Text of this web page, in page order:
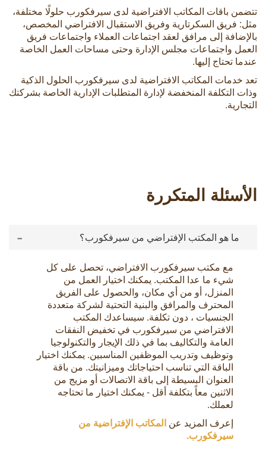
تتضمن باقات المكاتب الافتراضية لدى سيرفكورب حلولًا مختلفة،
مثل: فريق السكرتارية وفريق الاستقبال الافتراضي المخصص،
بالإضافة إلى مرافق لعقد اجتماعات العملاء واجتماعات فريق
العمل واجتماعات مجلس الإدارة وحتى مساحات العمل الخاصة
عندما تحتاج إليها.
تعد خدمات المكاتب الافتراضية لدى سيرفكورب الحلول الذكية
وذات التكلفة المنخفضة لإدارة المتطلبات الإدارية الخاصة بشركتك
التجارية.
الأسئلة المتكررة
ما هو المكتب الإفتراضي من سيرفكورب؟ -
مع مكتب سيرفكورب الافتراضي، تحصل على كل
شيء ما عدا المكتب. يمكنك اختيار العمل من
المنزل، أو من أي مكان، والحصول على الفريق
المحترف والمرافق والبنية التحتية لشركة متعددة
الجنسيات ، دون تكلفة. سيساعدك المكتب
الافتراضي من سيرفكورب في تخفيض النفقات
العامة والتكاليف بما في ذلك الإيجار والتكنولوجيا
وتوظيف وتدريب الموظفين المناسبين. يمكنك اختيار
الباقة التي تناسب احتياجاتك وميزانيتك. من باقة
العنوان البسيطة إلى باقة الاتصالات أو مزيج من
الاثنين معاً بتكلفة أقل - يمكنك اختيار ما تحتاجه
لعملك.
إعرف المزيد عن المكاتب الإفتراضية من
سيرفكورب.